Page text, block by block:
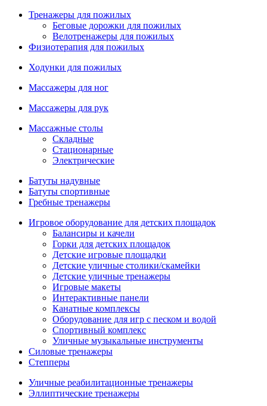
Тренажеры для пожилых
Беговые дорожки для пожилых
Велотренажеры для пожилых
Физиотерапия для пожилых
Ходунки для пожилых
Массажеры для ног
Массажеры для рук
Массажные столы
Складные
Стационарные
Электрические
Батуты надувные
Батуты спортивные
Гребные тренажеры
Игровое оборудование для детских площадок
Балансиры и качели
Горки для детских площадок
Детские игровые площадки
Детские уличные столики/скамейки
Детские уличные тренажеры
Игровые макеты
Интерактивные панели
Канатные комплексы
Оборудование для игр с песком и водой
Спортивный комплекс
Уличные музыкальные инструменты
Силовые тренажеры
Степперы
Уличные реабилитационные тренажеры
Эллиптические тренажеры